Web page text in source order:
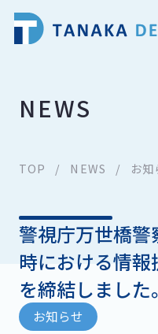
NEWS
TOP NEWS お知
警視庁万世橋
時における情報
を締結しました。
お知らせ